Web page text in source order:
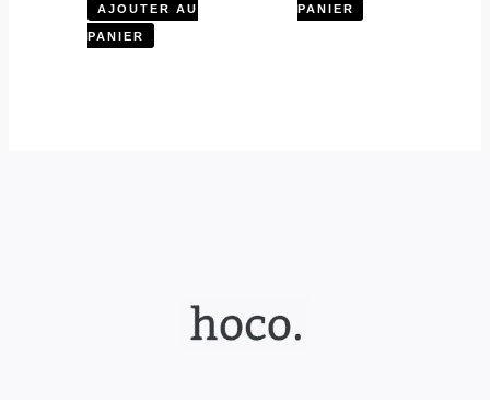
AJOUTER AU
PANIER
PANIER